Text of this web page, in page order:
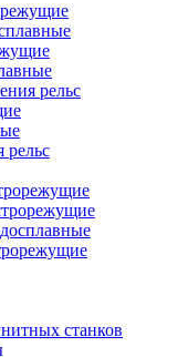
рельс
рельс
станков